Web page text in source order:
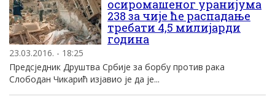
осиромашеног уранијума
238 за чије ће распадање
требати 4,5 милијарди
година
23.03.2016. - 18:25
Предсједник Друштва Србије за борбу против рака
Слободан Чикарић изјавио је да је...